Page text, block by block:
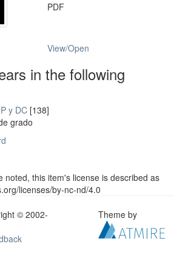
PDF
View/Open
in the following
y DC [138]
grado
noted, this item's license is described as
licenses/by-nc-nd/4.0
© 2002-
Theme by